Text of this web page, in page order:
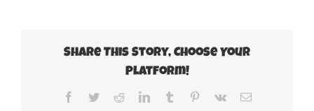
Share This Story, Choose Your
Platform!
Facebook
TwitterRedditLinkedInTumblr Pinterest
Vk
Correo